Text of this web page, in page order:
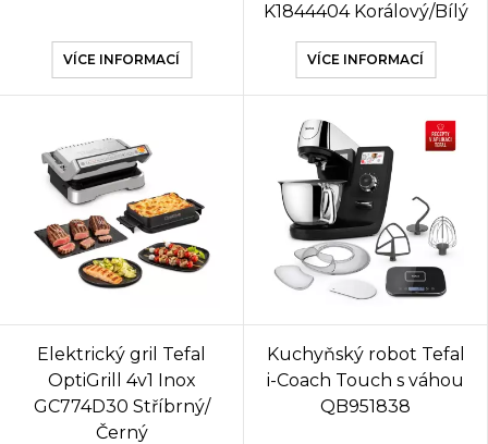
VÍCE INFORMACÍ
K1844404 Korálový/Bílý
VÍCE INFORMACÍ
Elektrický gril Tefal
OptiGrill 4v1 Inox
GC774D30 Stříbrný/
Černý
Kuchyňský robot Tefal
i-Coach Touch s váhou
QB951838